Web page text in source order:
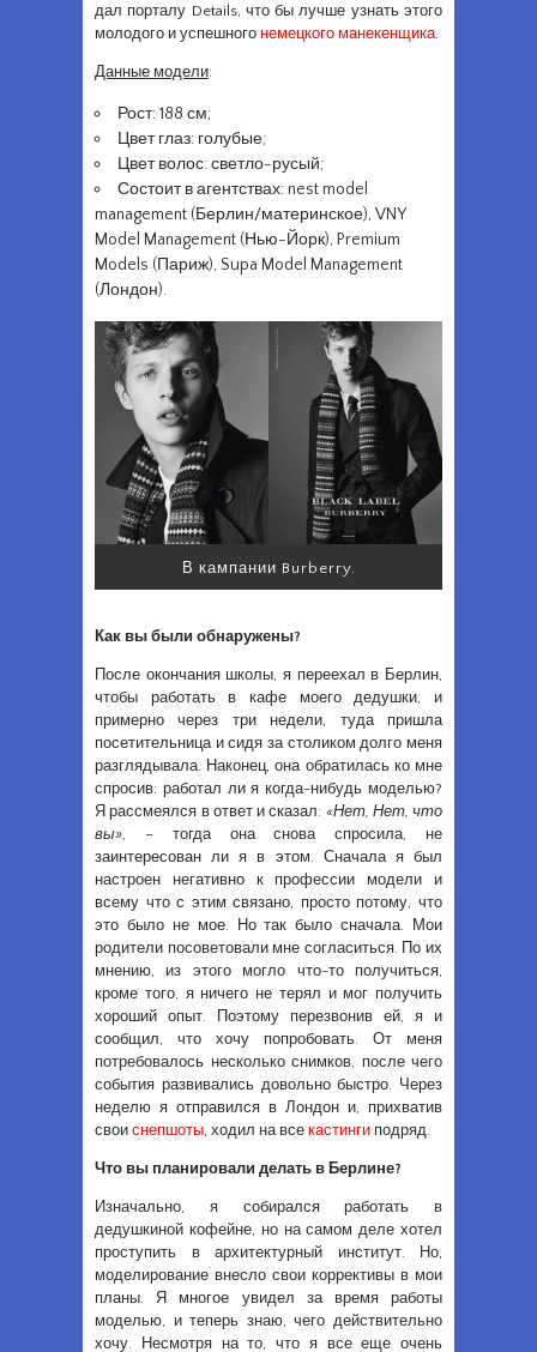
дал порталу Details, что бы лучше узнать этого
молодого и успешного немецкого манекенщика.
Данные модели:
Рост: 188 см;
Цвет глаз: голубые;
Цвет волос: светло-русый;
Состоит в агентствах: nest model
management (Берлин/материнское), VNY
Model Management (Нью-Йорк), Premium
Models (Париж), Supa Model Management
(Лондон).
В кампании Burberry.
Как вы были обнаружены?
После окончания школы, я переехал в Берлин,
чтобы работать в кафе моего дедушки, и
примерно через три недели, туда пришла
посетительница и сидя за столиком долго меня
разглядывала. Наконец, она обратилась ко мне
спросив: работал ли я когда-нибудь моделью?
Я рассмеялся в ответ и сказал: «Нет, Нет, что
вы» , – тогда она снова спросила, не
заинтересован ли я в этом. Сначала я был
настроен негативно к профессии модели и
всему что с этим связано, просто потому, что
это было не мое. Но так было сначала. Мои
родители посоветовали мне согласиться. По их
мнению, из этого могло что-то получиться,
кроме того, я ничего не терял и мог получить
хороший опыт. Поэтому перезвонив ей, я и
сообщил, что хочу попробовать. От меня
потребовалось несколько снимков, после чего
события развивались довольно быстро. Через
неделю я отправился в Лондон и, прихватив
свои снепшоты , ходил на все кастинги подряд.
Что вы планировали делать в Берлине?
Изначально, я собирался работать в
дедушкиной кофейне, но на самом деле хотел
проступить в архитектурный институт. Но,
моделирование внесло свои коррективы в мои
планы. Я многое увидел за время работы
моделью, и теперь знаю, чего действительно
хочу. Несмотря на то, что я все еще очень